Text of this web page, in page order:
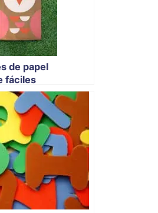
de papel
fáciles